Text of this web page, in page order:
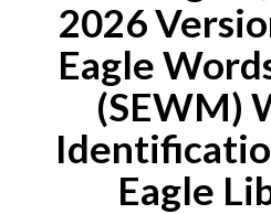
2026
Eagle
(SEWM)
Eagle